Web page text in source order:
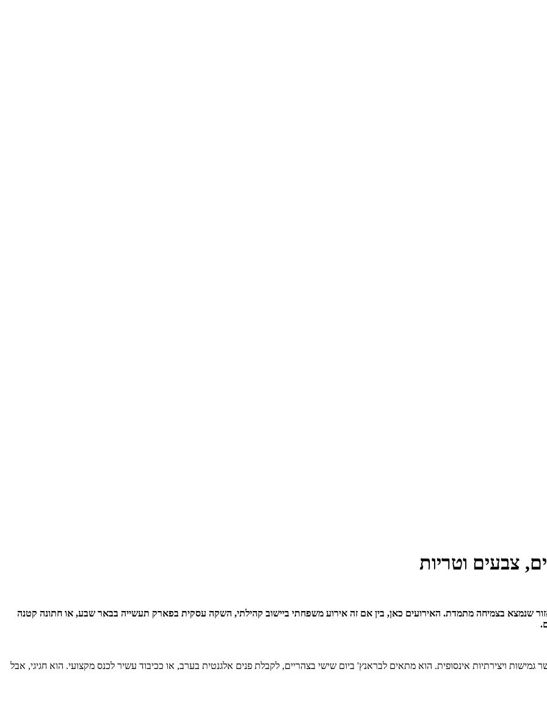
צבעים וטריות
שנמצא בצמיחה מתמדת. האירועים כאן, בין אם זה אירוע משפחתי ביישוב קהילתי, השקה עסקית בפארק תעשייה בבאר שבע, או חתונה קטנה
גמישות ויצירתיות אינסופית. הוא מתאים לבראנץ' ביום שישי בצהריים, לקבלת פנים אלגנטית בערב, או ככיבוד עשיר לכנס מקצועי. הוא חגיגי, אבל